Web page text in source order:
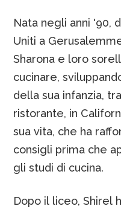
Nata negli anni '90,
Uniti a
Sharona e loro
cucinare,
della sua infanzia,
ristorante, in
sua vita, che ha
consigli prima che
gli studi di cucina.
Dopo il liceo, Shirel